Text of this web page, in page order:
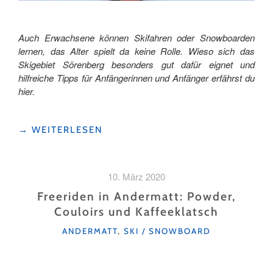
Auch Erwachsene können Skifahren oder Snowboarden
lernen, das Alter spielt da keine Rolle. Wieso sich das
Skigebiet Sörenberg besonders gut dafür eignet und
hilfreiche Tipps für Anfängerinnen und Anfänger erfährst du
hier.
"TIPPS
SKIANFÄNGER
SÖRENBERG"
→ WEITERLESEN
10. März 2020
Freeriden in Andermatt: Powder,
Couloirs und Kaffeeklatsch
KATEGORIEN
ANDERMATT, SKI / SNOWBOARD